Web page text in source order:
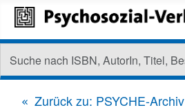
Zurück zu: PSYCHE-Archiv